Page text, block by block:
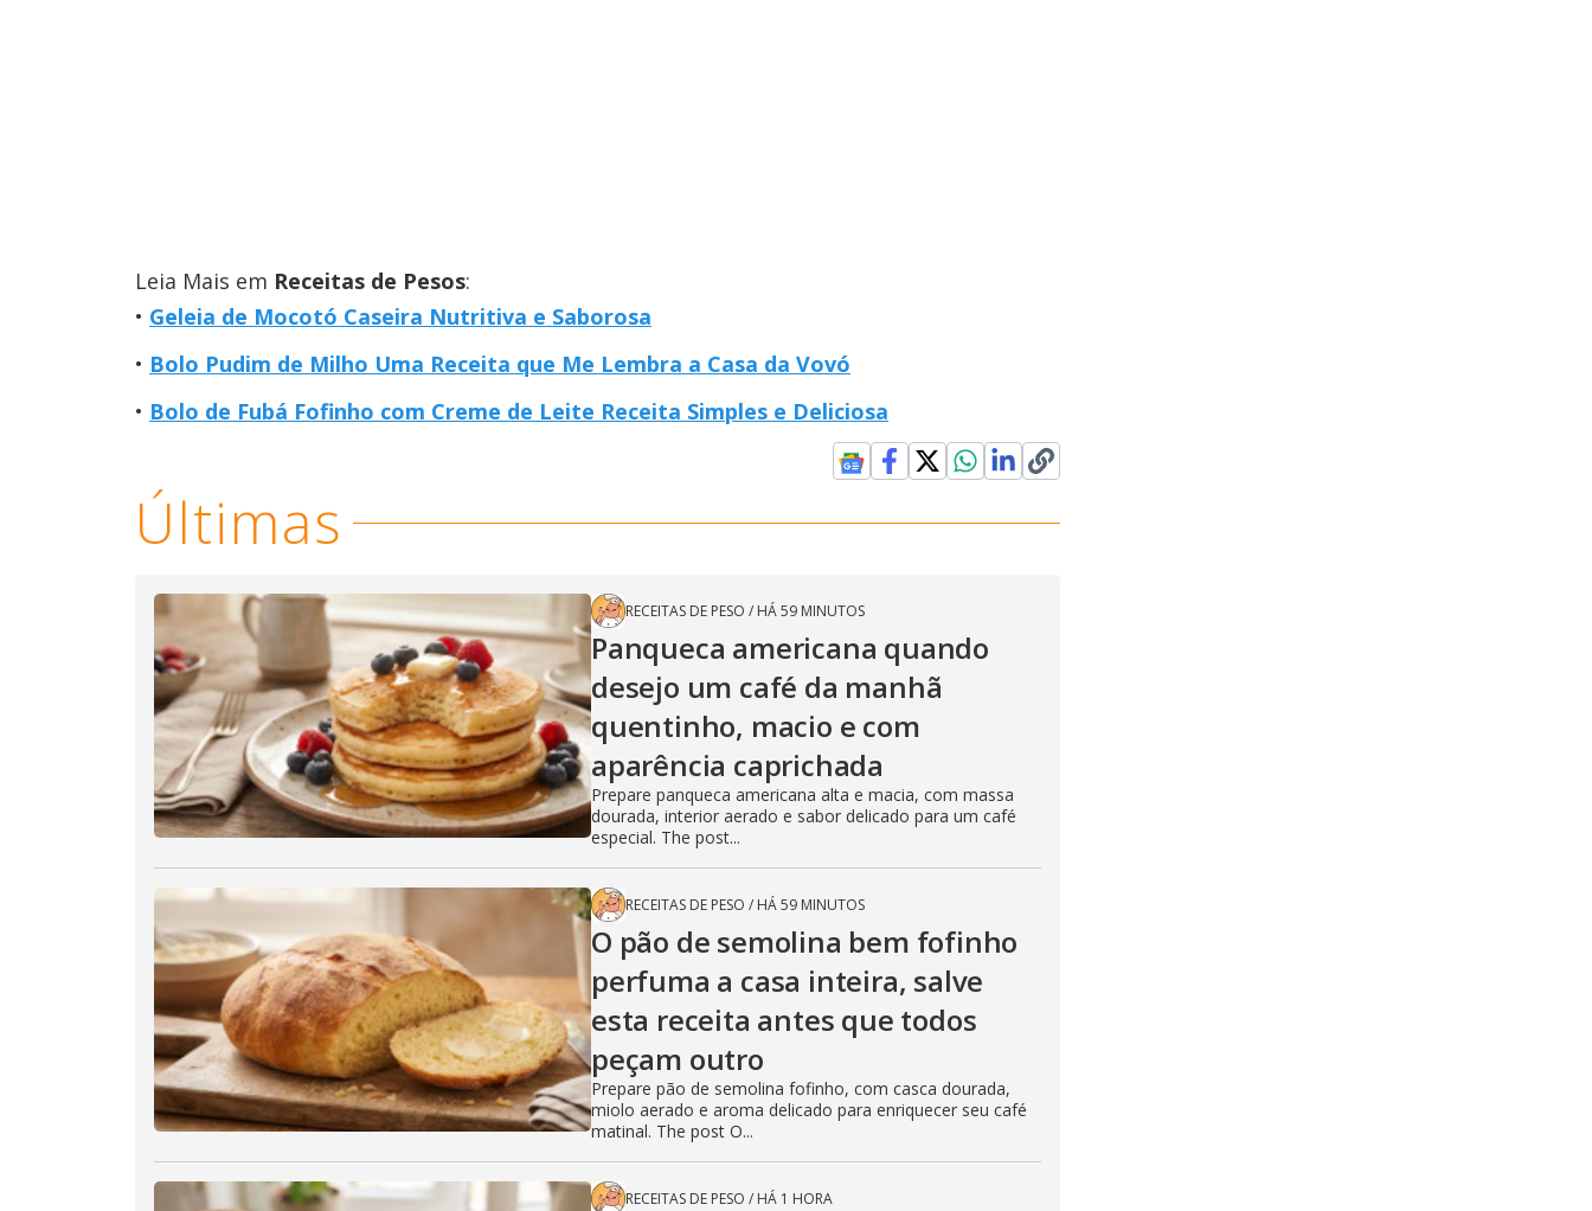
Leia Mais em Receitas de Pesos:
Geleia de Mocotó Caseira Nutritiva e Saborosa
Bolo Pudim de Milho Uma Receita que Me Lembra a Casa da Vovó
Bolo de Fubá Fofinho com Creme de Leite Receita Simples e Deliciosa
Últimas
RECEITAS DE PESO / HÁ 59 MINUTOS
Panqueca americana quando
desejo um café da manhã
quentinho, macio e com
aparência caprichada
Prepare panqueca americana alta e macia, com massa
dourada, interior aerado e sabor delicado para um café
especial. The post...
RECEITAS DE PESO / HÁ 59 MINUTOS
O pão de semolina bem fofinho
perfuma a casa inteira, salve
esta receita antes que todos
peçam outro
Prepare pão de semolina fofinho, com casca dourada,
miolo aerado e aroma delicado para enriquecer seu café
matinal. The post O...
RECEITAS DE PESO / HÁ 1 HORA